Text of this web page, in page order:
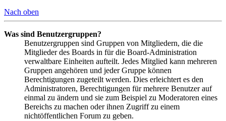
Nach oben
Was sind Benutzergruppen?
Benutzergruppen sind Gruppen von Mitgliedern, die die
Mitglieder des Boards in für die Board-Administration
verwaltbare Einheiten aufteilt. Jedes Mitglied kann mehreren
Gruppen angehören und jeder Gruppe können
Berechtigungen zugeteilt werden. Dies erleichtert es den
Administratoren, Berechtigungen für mehrere Benutzer auf
einmal zu ändern und sie zum Beispiel zu Moderatoren eines
Bereichs zu machen oder ihnen Zugriff zu einem
nichtöffentlichen Forum zu geben.